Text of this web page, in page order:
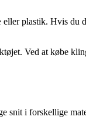
plastik. Hvis du
Ved at købe
snit i forskellige